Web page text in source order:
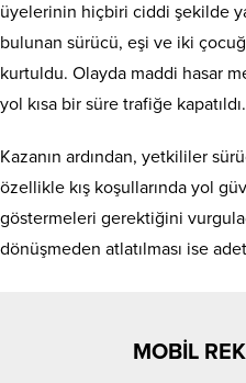
üyelerinin hiçbiri ciddi şekilde
bulunan sürücü, eşi ve iki
kurtuldu. Olayda maddi hasar
yol kısa bir süre trafiğe kapatıldı.
Kazanın ardından, yetkililer
özellikle kış koşullarında yol
göstermeleri gerektiğini
dönüşmeden atlatılması ise
MOBİL